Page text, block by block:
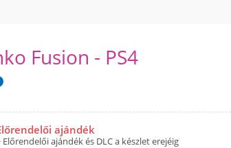
Fusion - PS4
ajándék
Előrendelői ajándék és DLC a készlet erejéig